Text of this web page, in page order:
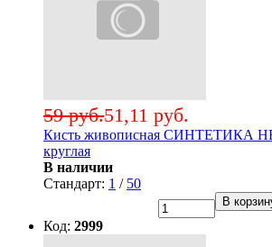
51,11 руб.
59 руб.
Кисть живописная СИНТЕТИКА
круглая
В наличии
Стандарт: 1 / 50
В
Код: 2999